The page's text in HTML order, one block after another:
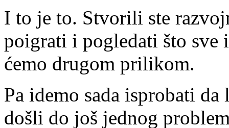
I to je to. Stvorili ste
poigrati i pogledati što sve
ćemo drugom prilikom.
Pa idemo sada isprobati
došli do još jednog